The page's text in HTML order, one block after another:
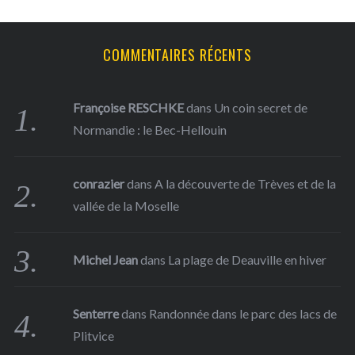
COMMENTAIRES RÉCENTS
Françoise RESCHKEdans Un coin secret de
Normandie : le Bec-Hellouin
conrazierdansA la découverte de Trèves et de la
vallée de la Moselle
Michel Jeandans La plage de Deauville en hiver
Senterredans Randonnée dans le parc des lacs de
Plitvice